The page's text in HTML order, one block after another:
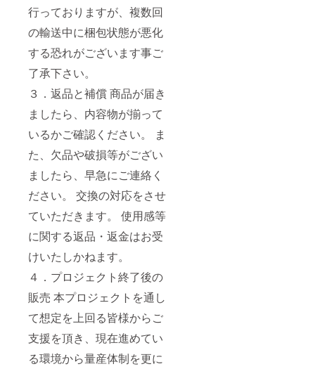
行っておりますが、複数回
の輸送中に梱包状態が悪化
する恐れがございます事ご
了承下さい。
３．返品と補償 商品が届き
ましたら、内容物が揃って
いるかご確認ください。 ま
た、欠品や破損等がござい
ましたら、早急にご連絡く
ださい。 交換の対応をさせ
ていただきます。 使用感等
に関する返品・返金はお受
けいたしかねます。
４．プロジェクト終了後の
販売 本プロジェクトを通し
て想定を上回る皆様からご
支援を頂き、現在進めてい
る環境から量産体制を更に